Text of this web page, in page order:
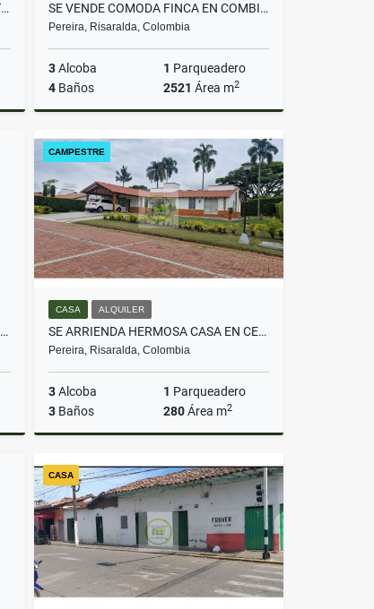
SE VENDE APARTAMENTO EN CERRITOS SE VENDE COMODA FINCA EN COMBIA CERCA A LA HONDA ESTACION
Pereira, Risaralda, Colombia
3Alcoba 1 Parqueadero
4 Baños 2521 Área m2
Venta
$700.000.000
SE VENDE APARTAMENTO PRIMER PISO EN QUINTAS DEL BOSQUE
CAMPESTRE
CASA ALQUILER
SE ARRIENDA HERMOSA CASA EN CERRITOS VILLA CONCHA
Pereira, Risaralda, Colombia
3Alcoba 1 Parqueadero
3 Baños 280Área m2
$8.000.000
CASA